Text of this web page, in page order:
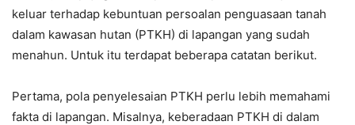
keluar terhadap kebuntuan persoalan penguasaan tanah
dalam kawasan hutan (PTKH) di lapangan yang sudah
menahun. Untuk itu terdapat beberapa catatan berikut.
Pertama, pola penyelesaian PTKH perlu lebih memahami
fakta di lapangan. Misalnya, keberadaan PTKH di dalam